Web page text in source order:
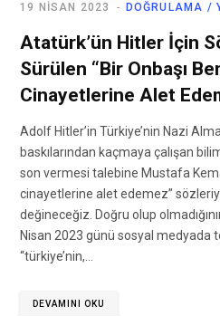
DOĞRULAMA /
19 NISAN 2023
Atatürk’ün Hitler İçin
Sürülen “Bir Onbaşı
Cinayetlerine Alet
Adolf Hitler’in Türkiye’nin Nazi
baskılarından kaçmaya çalışan
son vermesi talebine Mustafa
cinayetlerine alet edemez”
değineceğiz. Doğru olup
Nisan 2023 günü sosyal medyada
“türkiye’nin,…
DEVAMINI OKU